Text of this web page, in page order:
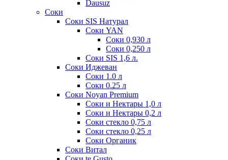
Dausuz
Соки
Соки SIS Натурал
Соки YAN
Соки 0,930 л
Соки 0,250 л
Соки SIS 1,6 л.
Соки Иджеван
Соки 1.0 л
Соки 0.25 л
Соки Noyan Premium
Соки и Нектары 1,0 л
Соки и Нектары 0,2 л
Соки стекло 0,75 л
Соки стекло 0,25 л
Соки Органик
Соки Витал